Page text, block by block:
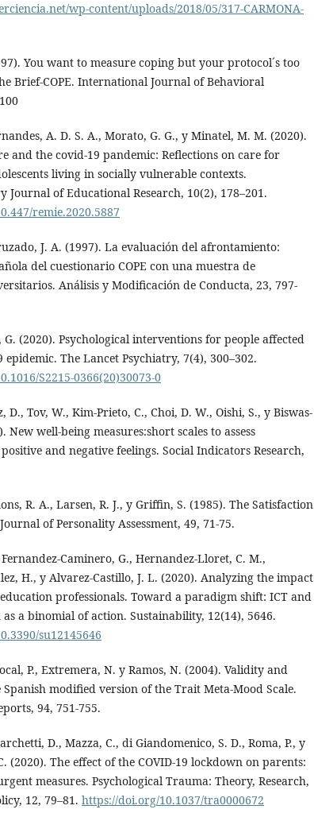
wp-content/uploads/2018/05/317-CARMONA-
You want to measure coping but your protocol´s too
Brief-COPE. International Journal of Behavioral
A. D. S. A., Morato, G. G., y Minatel, M. M. (2020).
and the covid-19 pandemic: Reflections on care for
living in socially vulnerable contexts.
of Educational Research, 10(2), 178–201.
remie.2020.5887
J. A. (1997). La evaluación del afrontamiento:
del cuestionario COPE con una muestra de
Análisis y Modificación de Conducta, 23, 797-
(2020). Psychological interventions for people affected
epidemic. The Lancet Psychiatry, 7(4), 300–302.
S2215-0366(20)30073-0
D., Tov, W., Kim-Prieto, C., Choi, D. W., Oishi, S., y Biswas-
New well-being measures:short scales to assess
and negative feelings. Social Indicators Research,
R. A., Larsen, R. J., y Griffin, S. (1985). The Satisfaction
of Personality Assessment, 49, 71-75.
Caminero, G., Hernandez-Lloret, C. M.,
H., y Alvarez-Castillo, J. L. (2020). Analyzing the impact
education professionals. Toward a paradigm shift: ICT and
a binomial of action. Sustainability, 12(14), 5646.
su12145646
P., Extremera, N. y Ramos, N. (2004). Validity and
modified version of the Trait Meta-Mood Scale.
94, 751-755.
D., Mazza, C., di Giandomenico, S. D., Roma, P., y
(2020). The effect of the COVID-19 lockdown on parents:
measures. Psychological Trauma: Theory, Research,
12, 79–81. https://doi.org/10.1037/tra0000672